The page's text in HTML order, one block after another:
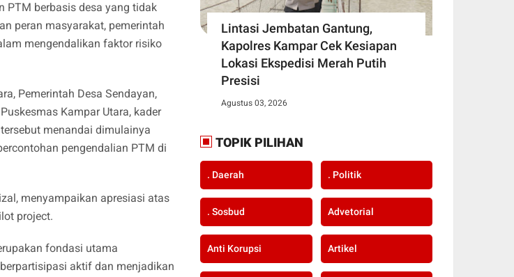
PTM berbasis desa yang tidak
peran masyarakat, pemerintah
mengendalikan faktor risiko
Pemerintah Desa Sendayan,
Kampar Utara, kader
menandai dimulainya
pengendalian PTM di
menyampaikan apresiasi atas
project.
fondasi utama
aktif dan menjadikan
Lintasi Jembatan Gantung,
Kapolres Kampar Cek Kesiapan
Lokasi Ekspedisi Merah Putih
Presisi
Agustus 03, 2026
TOPIK PILIHAN
. Daerah . Politik
. Sosbud Advetorial
Anti Korupsi Artikel